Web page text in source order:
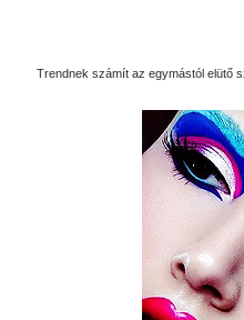
Trendnek számít az egymástól elütő